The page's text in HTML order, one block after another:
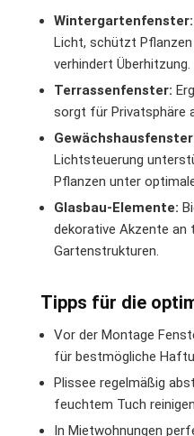
Wintergartenfenster:
Licht, schützt
verhindert Überhitzung.
Terrassenfenster:
sorgt für Privatsphäre
Lichtsteuerung
Pflanzen unter
Glasbau-Elemente:
dekorative Akzente an
Gartenstrukturen.
Tipps für die
Vor der Montage
für bestmögliche
Plissee regelmäßig
feuchtem Tuch
In Mietwohnungen